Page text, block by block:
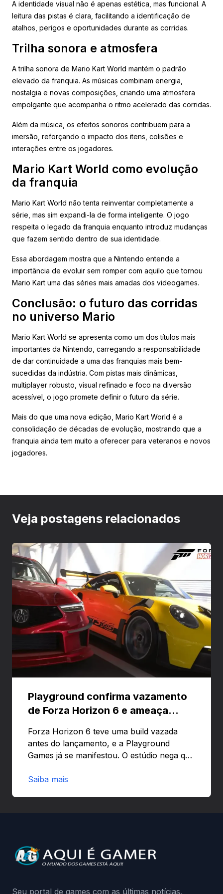
A identidade visual não é apenas estética, mas funcional. A
leitura das pistas é clara, facilitando a identificação de
atalhos, perigos e oportunidades durante as corridas.
Trilha sonora e atmosfera
A trilha sonora de Mario Kart World mantém o padrão
elevado da franquia. As músicas combinam energia,
nostalgia e novas composições, criando uma atmosfera
empolgante que acompanha o ritmo acelerado das corridas.
Além da música, os efeitos sonoros contribuem para a
imersão, reforçando o impacto dos itens, colisões e
interações entre os jogadores.
Mario Kart World como evolução
da franquia
Mario Kart World não tenta reinventar completamente a
série, mas sim expandi-la de forma inteligente. O jogo
respeita o legado da franquia enquanto introduz mudanças
que fazem sentido dentro de sua identidade.
Essa abordagem mostra que a Nintendo entende a
importância de evoluir sem romper com aquilo que tornou
Mario Kart uma das séries mais amadas dos videogames.
Conclusão: o futuro das corridas
no universo Mario
Mario Kart World se apresenta como um dos títulos mais
importantes da Nintendo, carregando a responsabilidade
de dar continuidade a uma das franquias mais bem-
sucedidas da indústria. Com pistas mais dinâmicas,
multiplayer robusto, visual refinado e foco na diversão
acessível, o jogo promete definir o futuro da série.
Mais do que uma nova edição, Mario Kart World é a
consolidação de décadas de evolução, mostrando que a
franquia ainda tem muito a oferecer para veteranos e novos
jogadores.
Veja postagens relacionados
Playground confirma vazamento
de Forza Horizon 6 e ameaça
Forza Horizon 6 teve uma build vazada
antes do lançamento, e a Playground
Games já se manifestou. O estúdio nega que
preload e avisa que quem usar versões não
da Playground: negação do preload,
medidas contra acessos não autorizados
Saiba mais
Seu portal de games com as últimas notícias,